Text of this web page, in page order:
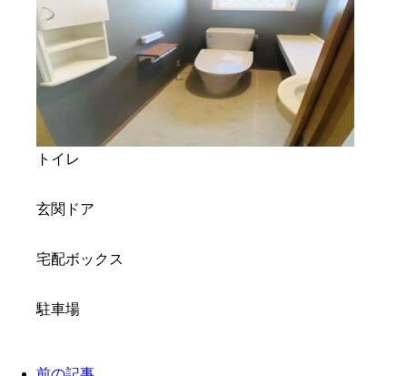
トイレ
玄関ドア
宅配ボックス
駐車場